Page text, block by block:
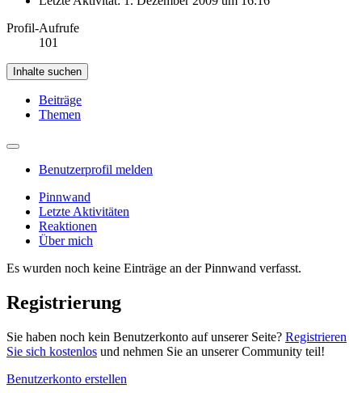
Profil-Aufrufe
101
Inhalte suchen
Beiträge
Themen
Benutzerprofil melden
Pinnwand
Letzte Aktivitäten
Reaktionen
Über mich
Es wurden noch keine Einträge an der Pinnwand verfasst.
Registrierung
Sie haben noch kein Benutzerkonto auf unserer Seite? Registrieren
Sie sich kostenlos und nehmen Sie an unserer Community teil!
Benutzerkonto erstellen